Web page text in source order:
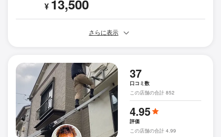
¥ 13,500
さらに表示
37
口コミ数
この店舗の合計 852
4.95
評価
この店舗の合計 4.99